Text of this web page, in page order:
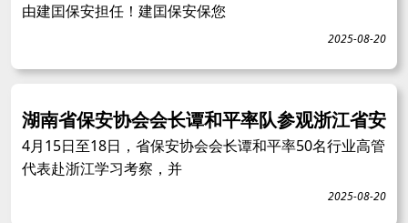
由建囯保安担任！建囯保安保您
2025-08-20
湖南省保安协会会长谭和平率队参观浙江省安
4月15日至18日，省保安协会会长谭和平率50名行业高管
代表赴浙江学习考察，并
2025-08-20